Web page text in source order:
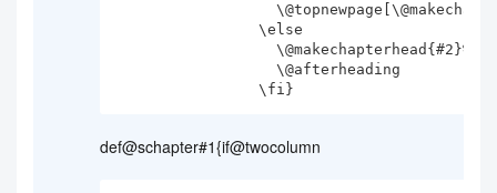
                  \@topnewpage[\@makechapterhead{#2}]%
                \else
                  \@makechapterhead{#2}%
                  \@afterheading
def@schapter#1{if@twocolumn